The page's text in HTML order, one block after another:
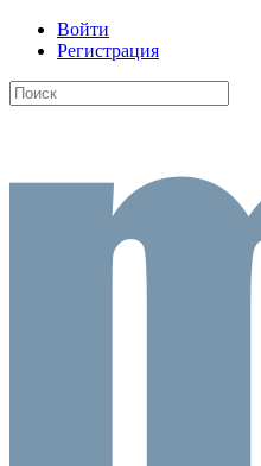
Войти
Регистрация